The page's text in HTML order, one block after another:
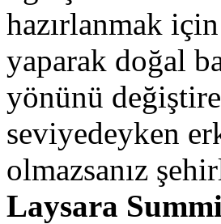
hazırlanmak
yaparak doğal
yönünü
seviyedeyken
olmazsanız
Laysara